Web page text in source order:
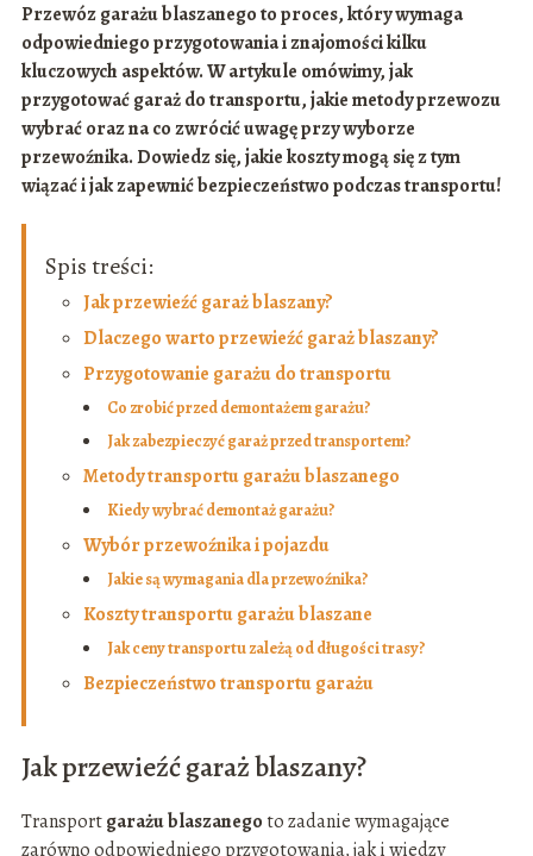
Przewóz garażu blaszanego to proces, który wymaga
odpowiedniego przygotowania i znajomości kilku
kluczowych aspektów. W artykule omówimy, jak
przygotować garaż do transportu, jakie metody przewozu
wybrać oraz na co zwrócić uwagę przy wyborze
przewoźnika. Dowiedz się, jakie koszty mogą się z tym
wiązać i jak zapewnić bezpieczeństwo podczas transportu!
Spis treści:
Jak przewieźć garaż blaszany?
Dlaczego warto przewieźć garaż blaszany?
Przygotowanie garażu do transportu
Co zrobić przed demontażem garażu?
Jak zabezpieczyć garaż przed transportem?
Metody transportu garażu blaszanego
Kiedy wybrać demontaż garażu?
Wybór przewoźnika i pojazdu
Jakie są wymagania dla przewoźnika?
Koszty transportu garażu blaszane
Jak ceny transportu zależą od długości trasy?
Bezpieczeństwo transportu garażu
Jak przewieźć garaż blaszany?
Transportgarażu blaszanegoto zadanie wymagające
zarówno odpowiedniego przygotowania, jak i wiedzy